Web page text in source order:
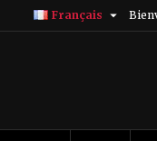
Français 